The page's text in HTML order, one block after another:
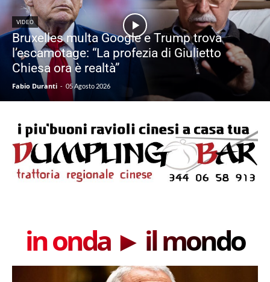
VIDEO
Bruxelles multa Google e Trump trova
l’escamotage: “La profezia di Giulietto
Chiesa ora è realtà”
Fabio Duranti - 05 Agosto 2026
in onda ► il mondo